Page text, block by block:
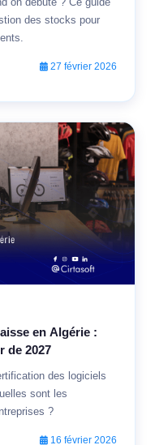
des stocks pour
27 février 2026
en Algérie :
de 2027
des logiciels
sont les
?
16 février 2026